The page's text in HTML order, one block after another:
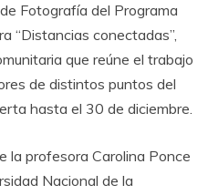
Fotografía del Programa
“Distancias conectadas”,
que reúne el trabajo
de distintos puntos del
hasta el 30 de diciembre.
la profesora Carolina Ponce
Nacional de la